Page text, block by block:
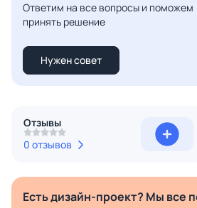
Ответим на все вопросы и поможем
принять решение
Нужен совет
Отзывы
0 отзывов
Есть дизайн-проект? Мы все